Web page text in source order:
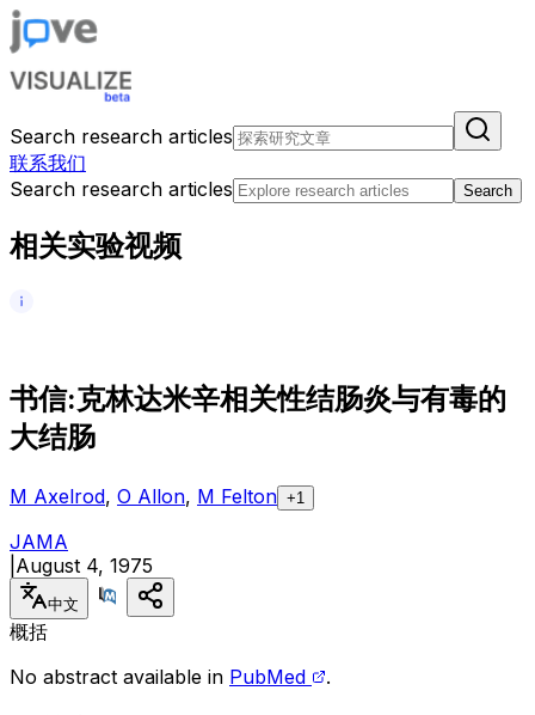
Search research articles
联系我们
Search research articles
Search
相关实验视频
书信:克林达米辛相关性结肠炎与有毒的
大结肠
M Axelrod, O Allon, M Felton +1
JAMA
August 4, 1975
中文
概括
No abstract available in PubMed .